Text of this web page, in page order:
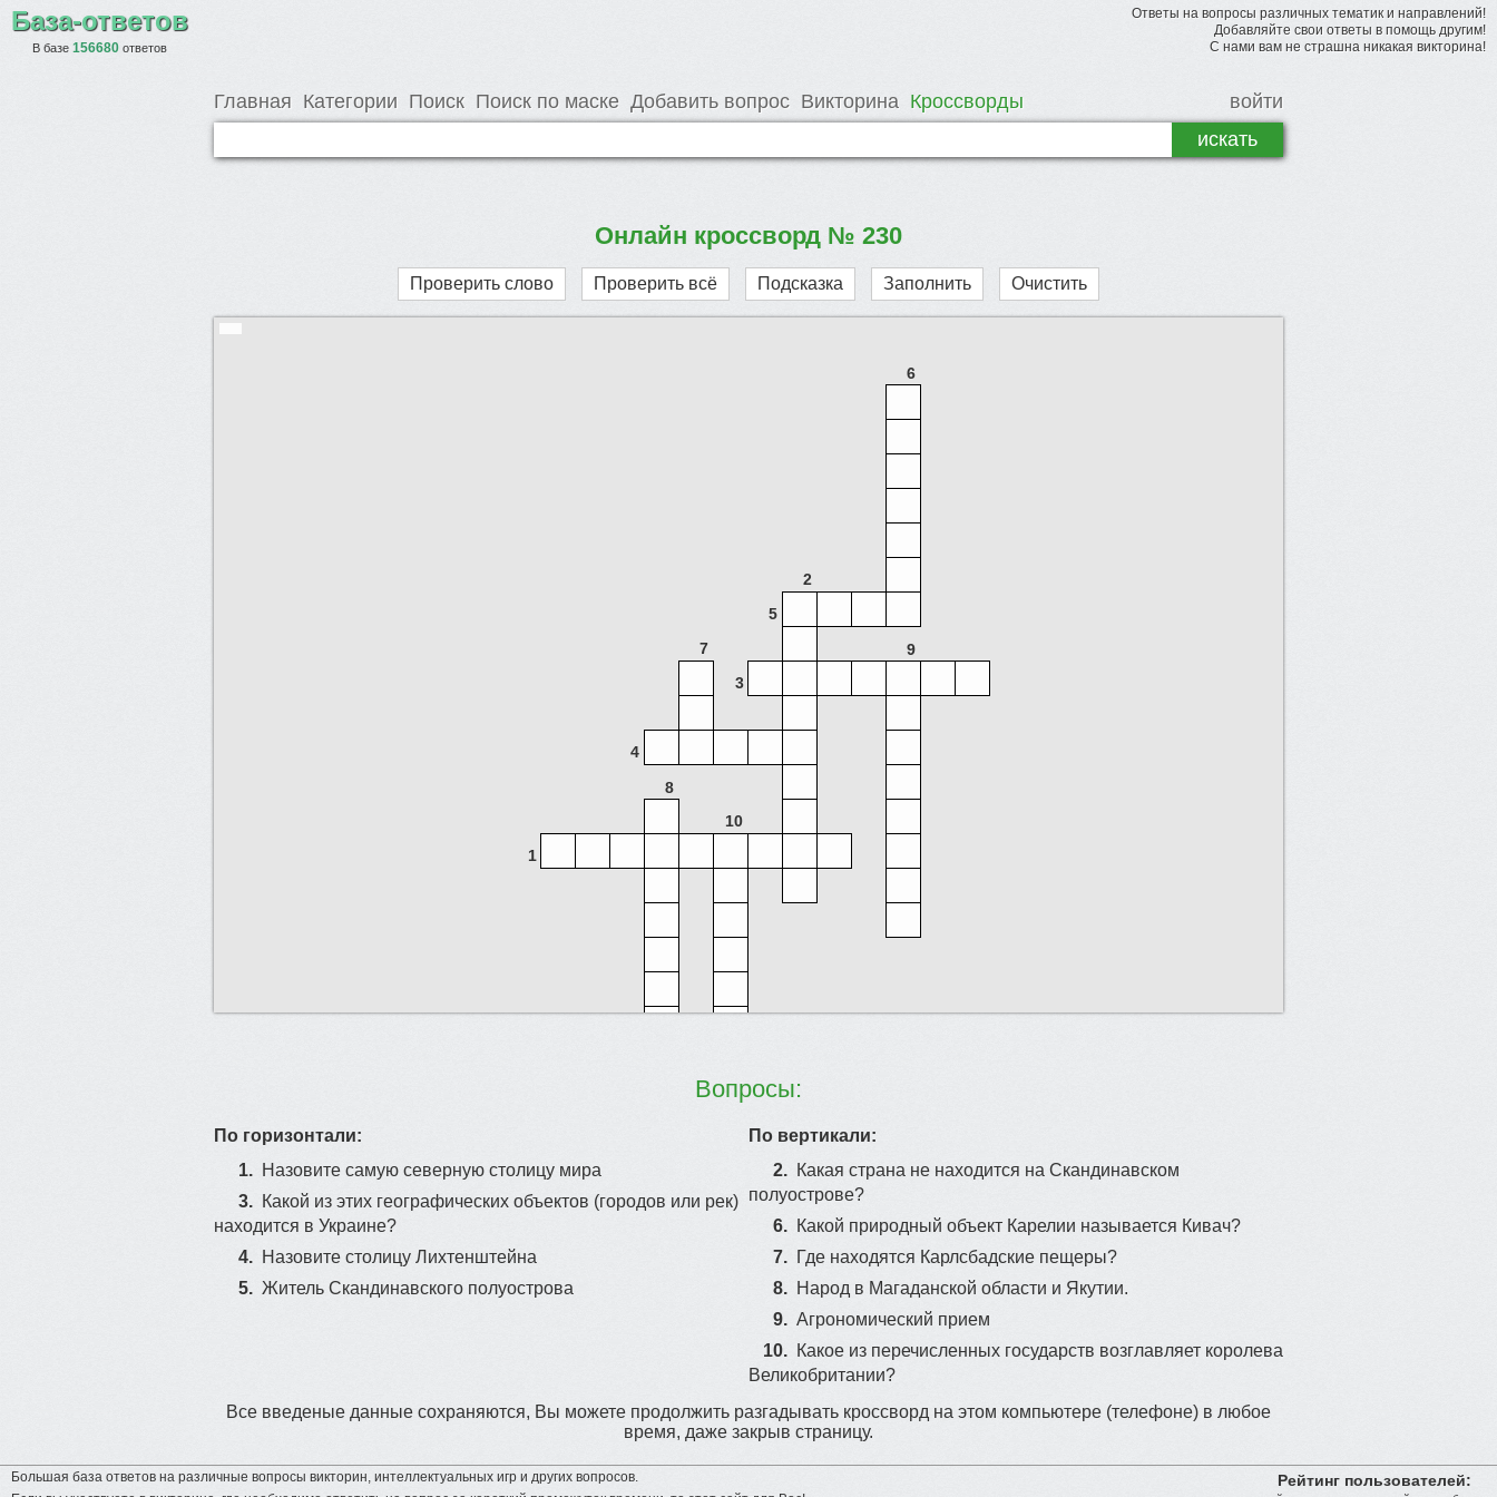
База-ответов
В базе 156680 ответов
Ответы на вопросы различных тематик и направлений!
Добавляйте свои ответы в помощь другим!
С нами вам не страшна никакая викторина!
Главная Категории Поиск Поиск по маске Добавить вопрос Викторина Кроссворды войти
Онлайн кроссворд № 230
Проверить слово Проверить всё Подсказка Заполнить Очистить
6
2
5
7
9
3
4
8
10
1
Вопросы:
По горизонтали:
1. Назовите самую северную столицу мира
3. Какой из этих географических объектов (городов или рек)
находится в Украине?
4. Назовите столицу Лихтенштейна
5. Житель Скандинавского полуострова
По вертикали:
2. Какая страна не находится на Скандинавском
полуострове?
6. Какой природный объект Карелии называется Кивач?
7. Где находятся Карлсбадские пещеры?
8. Народ в Магаданской области и Якутии.
9. Агрономический прием
10. Какое из перечисленных государств возглавляет королева
Великобритании?
Все введеные данные сохраняются, Вы можете продолжить разгадывать кроссворд на этом компьютере (телефоне) в любое
время, даже закрыв страницу.
Большая база ответов на различные вопросы викторин, интеллектуальных игр и других вопросов.
Рейтинг пользователей: